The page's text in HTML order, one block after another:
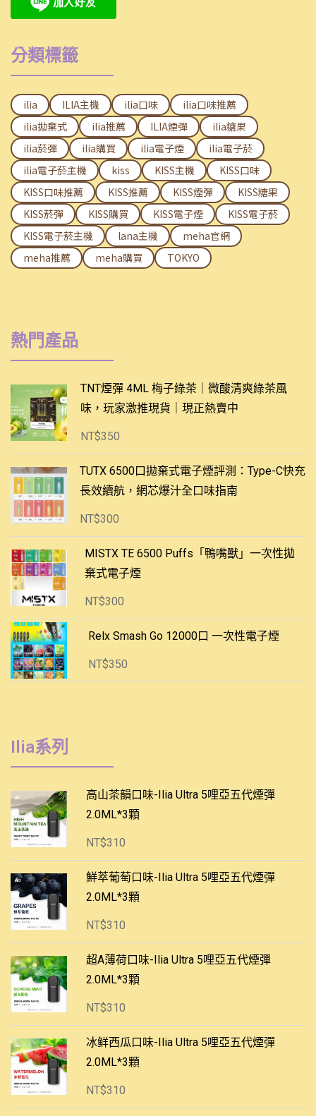
分類標籤
ilia ILIA主機 ilia口味
ilia口味推薦
ilia拋棄式
ilia推薦 ILIA煙彈
ilia糖果
ilia菸彈
ilia購買 ilia電子煙
ilia電子菸
ilia電子菸主機
kiss KISS主機
KISS口味
KISS口味推薦
KISS推薦 KISS煙彈
KISS糖果
KISS菸彈
KISS購買 KISS電子煙
KISS電子菸
KISS電子菸主機
lana主機
meha官網
meha推薦
meha購買 TOKYO
熱門產品
TNT煙彈 4ML 梅子綠茶｜微酸清爽綠茶風
味，玩家激推現貨｜現正熱賣中
NT$350
TUTX 6500口拋棄式電子煙評測：Type-C快充
長效續航，網芯爆汁全口味指南
NT$300
MISTX TE 6500 Puffs「鴨嘴獸」一次性拋
棄式電子煙
NT$300
Relx Smash Go 12000口 一次性電子煙
NT$350
Ilia系列
高山茶韻口味-Ilia Ultra 5哩亞五代煙彈
2.0ML*3顆
NT$310
鮮萃葡萄口味-Ilia Ultra 5哩亞五代煙彈
2.0ML*3顆
NT$310
超A薄荷口味-Ilia Ultra 5哩亞五代煙彈
2.0ML*3顆
NT$310
冰鲜西瓜口味-Ilia Ultra 5哩亞五代煙彈
2.0ML*3顆
NT$310